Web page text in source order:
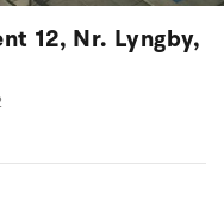
12, Nr. Lyngby,